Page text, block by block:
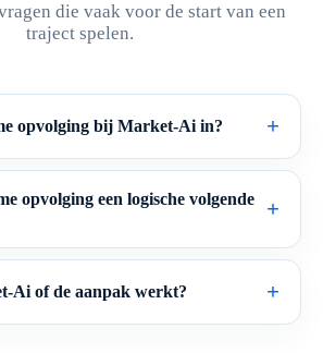
die vaak voor de start van een
traject spelen.
opvolging bij Market-Ai in?
opvolging een logische volgende
Ai of de aanpak werkt?